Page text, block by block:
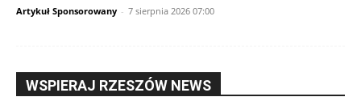
Artykuł Sponsorowany - 7 sierpnia 2026 07:00
WSPIERAJ RZESZÓW NEWS